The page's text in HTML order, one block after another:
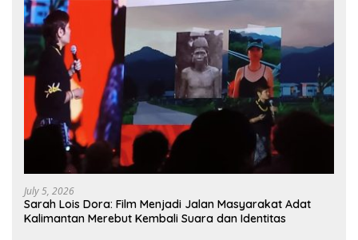
July 5, 2026
Sarah Lois Dora: Film Menjadi Jalan Masyarakat Adat
Kalimantan Merebut Kembali Suara dan Identitas